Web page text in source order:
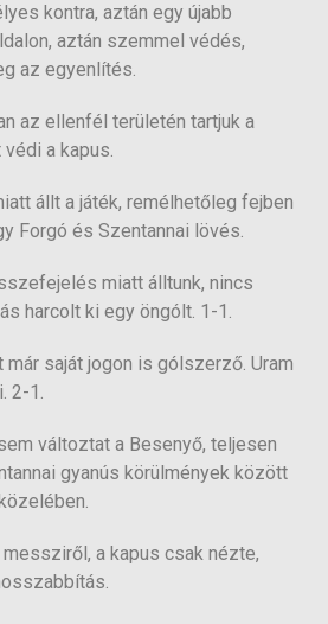
kontra, aztán egy újabb
aztán szemmel védés,
az egyenlítés.
az ellenfél területén tartjuk a
a kapus.
állt a játék, remélhetőleg fejben
Forgó és Szentannai lövés.
miatt álltunk, nincs
harcolt ki egy öngólt. 1-1.
már saját jogon is gólszerző. Uram
2-1.
változtat a Besenyő, teljesen
gyanús körülmények között
messziről, a kapus csak nézte,